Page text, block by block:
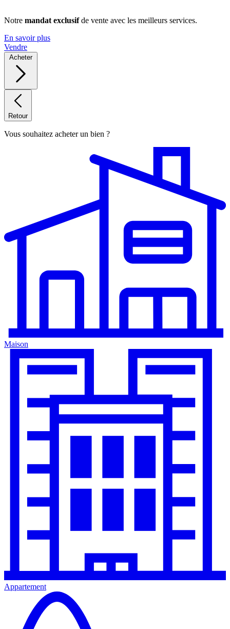
Notre mandat exclusifde vente avec les meilleurs services.
En savoir plus
Vendre
Acheter
Retour
Vous souhaitez acheter un bien ?
Maison
Appartement